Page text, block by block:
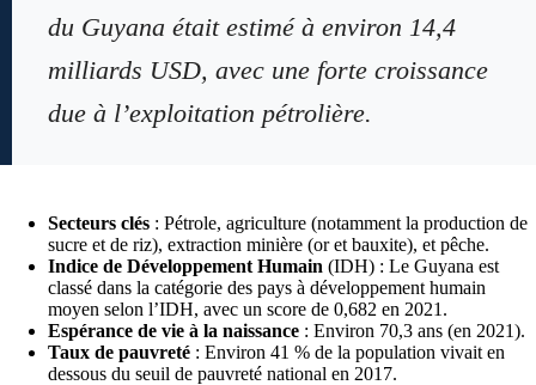
du Guyana était estimé à environ 14,4
milliards USD, avec une forte croissance
due à l’exploitation pétrolière.
Secteurs clés : Pétrole, agriculture (notamment la production de
sucre et de riz), extraction minière (or et bauxite), et pêche.
Indice de Développement Humain (IDH) : Le Guyana est
classé dans la catégorie des pays à développement humain
moyen selon l’IDH, avec un score de 0,682 en 2021.
Espérance de vie à la naissance : Environ 70,3 ans (en 2021).
Taux de pauvreté : Environ 41 % de la population vivait en
dessous du seuil de pauvreté national en 2017.